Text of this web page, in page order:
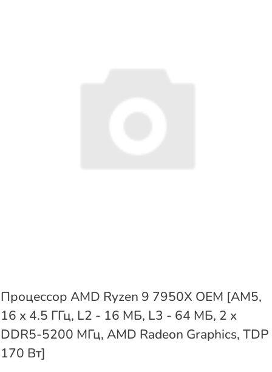
Процессор AMD Ryzen 9 7950X OEM [AM5,
16 x 4.5 ГГц, L2 - 16 МБ, L3 - 64 МБ, 2 х
DDR5-5200 МГц, AMD Radeon Graphics, TDP
170 Вт]